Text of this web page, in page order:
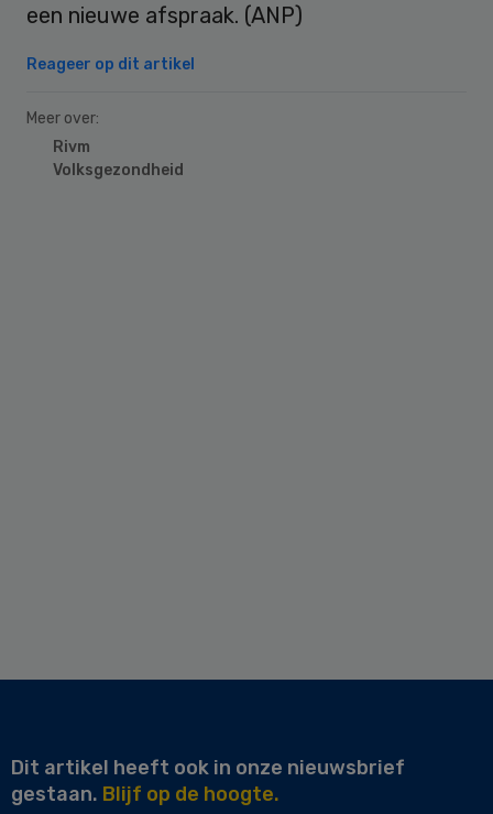
een nieuwe afspraak. (ANP)
Reageer op dit artikel
Meer over:
Rivm
Volksgezondheid
Dit artikel heeft ook in onze nieuwsbrief
gestaan. Blijf op de hoogte.